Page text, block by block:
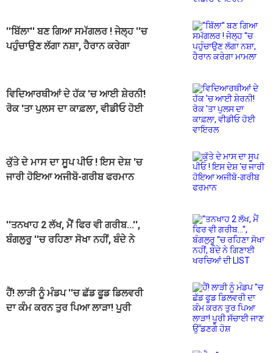
''ਬਿੱਲਾ'' ਬਣ ਗਿਆ ਸਮੱਗਲਰ ! ਜੇਲ੍ਹ ''ਚ
ਪਹੁੰਚਾਉਣ ਲੱਗਾ ਨਸ਼ਾ, ਹੈਰਾਨ ਕਰੇਗਾ
ਵਿਦਿਆਰਥੀਆਂ ਦੇ ਹੱਕ 'ਚ ਆਈ ਸ਼ੇਰਨੀ!
ਰੋਕ 'ਤਾ ਪੁਲਸ ਦਾ ਕਾਫ਼ਲਾ, ਵੀਡੀਓ ਹੋਈ
ਕੁੱਤੇ ਦੇ ਮਾਸ ਦਾ ਸੂਪ ਪੀਓ ! ਇਸ ਦੇਸ਼ 'ਚ
ਜਾਰੀ ਹੋਇਆ ਅਜੀਬੋ-ਗਰੀਬ ਫਰਮਾਨ
''ਤਨਖਾਹ 2 ਲੱਖ, ਮੈਂ ਫਿਰ ਵੀ ਗਰੀਬ...'',
ਬੰਗਲੁਰੂ ''ਚ ਰਹਿਣਾ ਸੋਖਾ ਨਹੀਂ, ਬੰਦੇ ਨੇ
ਹੈਂ! ਲਾੜੀ ਨੂੰ ਮੰਡਪ ''ਚ ਛੱਡ ਫੂਡ ਡਿਲਵਰੀ
ਦਾ ਕੰਮ ਕਰਨ ਤੁਰ ਪਿਆ ਲਾੜਾ! ਪੂਰੀ